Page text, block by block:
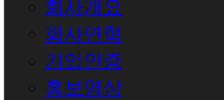
회사개요
회사연혁
기업인증
홍보영상